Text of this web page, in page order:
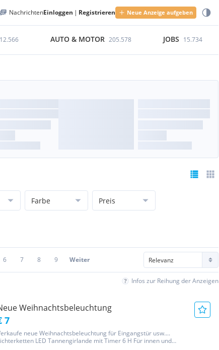
NachrichtenEinloggen | Registrieren Neue Anzeige aufgeben
AUTO & MOTOR 205.578 JOBS 15.734
Farbe Preis
6 7 8 9 Weiter
Infos zur Reihung der Anzeigen
Weihnachtsbeleuchtung
7
neue Weihnachtsbeleuchtung für Eingangstür usw....
LED Tannengirlande mit Timer 6 H Für innen und